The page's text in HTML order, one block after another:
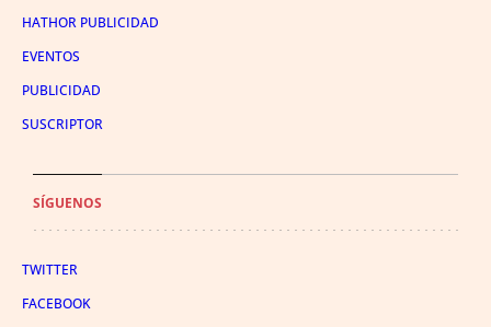
HATHOR PUBLICIDAD
EVENTOS
PUBLICIDAD
SUSCRIPTOR
SÍGUENOS
TWITTER
FACEBOOK